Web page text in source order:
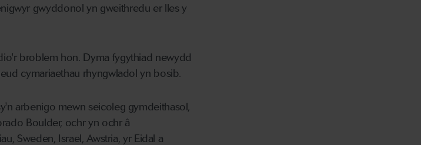
gwyddonol yn gweithredu er lles y
broblem hon. Dyma fygythiad newydd
cymariaethau rhyngwladol yn bosib.
arbenigo mewn seicoleg gymdeithasol,
Boulder, ochr yn ochr â
Sweden, Israel, Awstria, yr Eidal a